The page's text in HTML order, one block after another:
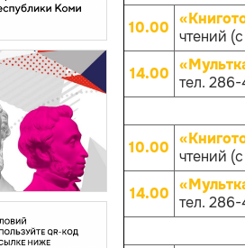
10.00 чтений
14.00 тел.
10.00 чтений
14.00 тел.